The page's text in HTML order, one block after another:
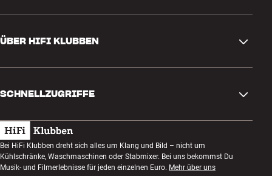
Rückgabe und Reklamation
Bestellung widerrufen
AGB
Datenschutzerklärung
ÜBER HIFI KLUBBEN
Kundenklub
Abend zum Zuhören
Wettbewerbe
SCHNELLZUGRIFFE
Geschenkkarte
Bauen mit Klang
Bei HiFi Klubben dreht sich alles um Klang und Bild – nicht um
Kühlschränke, Waschmaschinen oder Stabmixer. Bei uns bekommst Du
Musik- und Filmerlebnisse für jeden einzelnen Euro. Mehr über uns